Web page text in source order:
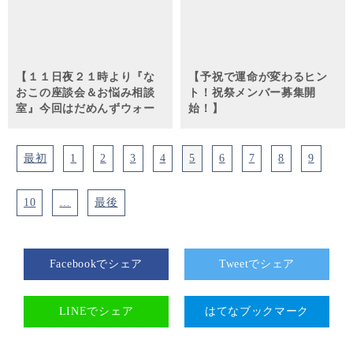
【１１日夜２１時より『な
おこの座談会＆お悩み相談
室』今回はだめんずウォー
【予祝で運命が変わるヒン
ト！祝祭メンバー募集開
始！】
最初 1 2 3 4 5 6 7 8 9
10 最後
Facebookでシェア Tweetでシェア
LINEでシェア はてなブックマーク